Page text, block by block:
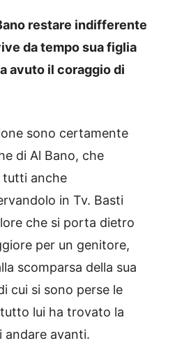
restare indifferente
da tempo sua figlia
avuto il coraggio di
sono certamente
di Al Bano, che
tutti anche
in Tv. Basti
che si porta dietro
per un genitore,
scomparsa della sua
cui si sono perse le
lui ha trovato la
andare avanti.